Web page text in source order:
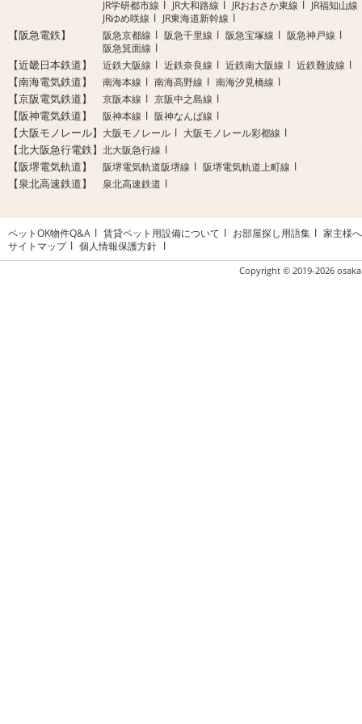
JR学研都市線
JR大和路線 JRおおさか東線
JR福知山線
JRゆめ咲線
JR東海道新幹線
【阪急電鉄】 阪急京都線 阪急千里線 阪急宝塚線
阪急神戸線
阪急箕面線
【近畿日本鉄道】 近鉄大阪線 近鉄奈良線 近鉄南大阪線 近鉄難波線
【南海電気鉄道】 南海本線 南海高野線 南海汐見橋線
【京阪電気鉄道】 京阪本線 京阪中之島線
【阪神電気鉄道】 阪神本線 阪神なんば線
【大阪モノレール】 大阪モノレール 大阪モノレール彩都線
【北大阪急行電鉄】 北大阪急行線
【阪堺電気軌道】 阪堺電気軌道阪堺線 阪堺電気軌道上町線
【泉北高速鉄道】 泉北高速鉄道
ペットOK物件Q&A 賃貸ペット用設備について お部屋探し用語集
家主様へ
サイトマップ
個人情報保護方針
Copyright © 2019-2026